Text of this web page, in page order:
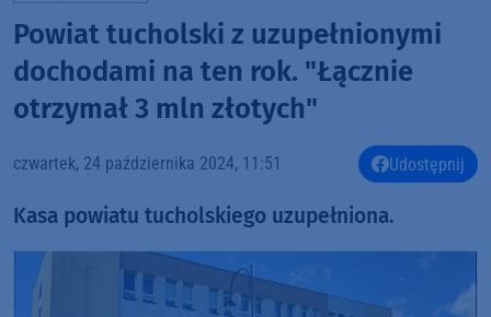
Powiat tucholski z uzupełnionymi
dochodami na ten rok. "Łącznie
otrzymał 3 mln złotych"
czwartek, 24 października 2024, 11:51 Udostępnij
Kasa powiatu tucholskiego uzupełniona.